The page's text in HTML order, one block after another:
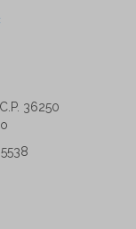
36250